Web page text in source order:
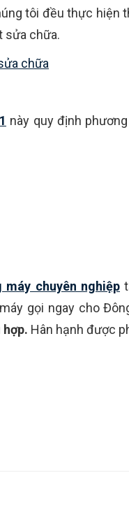
tôi đều thực hiện
sửa chữa.
chữa
này quy định
chuyên nghiệp
gọi ngay cho
Hân hạnh được